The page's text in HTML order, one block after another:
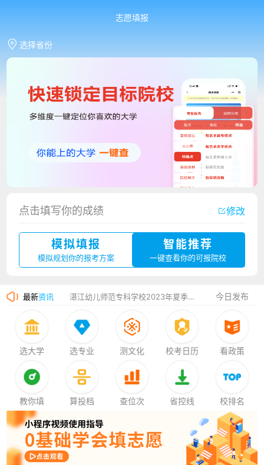
志愿填报
选择省份
点击填写你的成绩 修改
模拟填报
模拟规划你的报考方案
智能推荐
一键查看你的可报院校
最新资讯
厦门大学嘉庚学院2023年艺术类招生简章
湛江幼儿师范专科学校2023年夏季高考招生简章
香港中文大学（深圳）2023年夏季高考招生简章
今日发布
选大学 选专业 测文化 校考日历 看政策
教你填 算投档 查位次 省控线 校排名